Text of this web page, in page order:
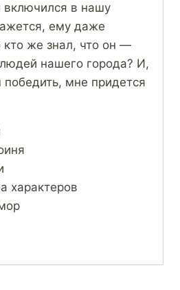
включился в нашу
ему даже
кто же знал, что он —
нашего города? И,
мне придется
характеров